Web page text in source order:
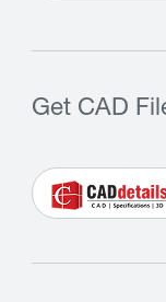
Get CAD